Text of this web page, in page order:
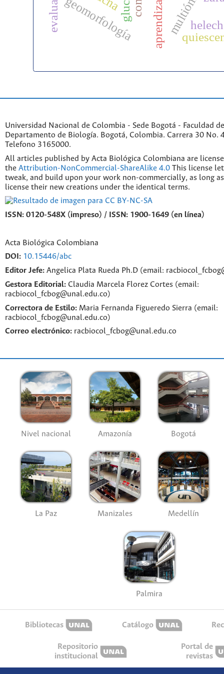
geomorfología
Universidad Nacional de Colombia - Sede Bogotá - Faculdad
Departamento de Biología. Bogotá, Colombia. Carrera 30 No.
Telefono 3165000.
All articles published by Acta Biológica Colombiana are
the Attribution-NonCommercial-ShareAlike 4.0 This license
tweak, and build upon your work non-commercially, as long
license their new creations under the identical terms.
ISSN: 0120-548X (impreso) / ISSN: 1900-1649 (en línea)
Acta Biológica Colombiana
DOI: 10.15446/abc
Editor Jefe: Angelica Plata Rueda Ph.D (email:
Gestora Editorial: Claudia Marcela Florez Cortes (email:
racbiocol_fcbog@unal.edu.co)
Correctora de Estilo: Maria Fernanda Figueredo Sierra (email:
racbiocol_fcbog@unal.edu.co)
Correo electrónico: racbiocol_fcbog@unal.edu.co
Nivel nacional Amazonía Bogotá
La Paz Manizales Medellín
Palmira
Bibliotecas Catálogo
Repositorio
institucional
Portal de
revistas